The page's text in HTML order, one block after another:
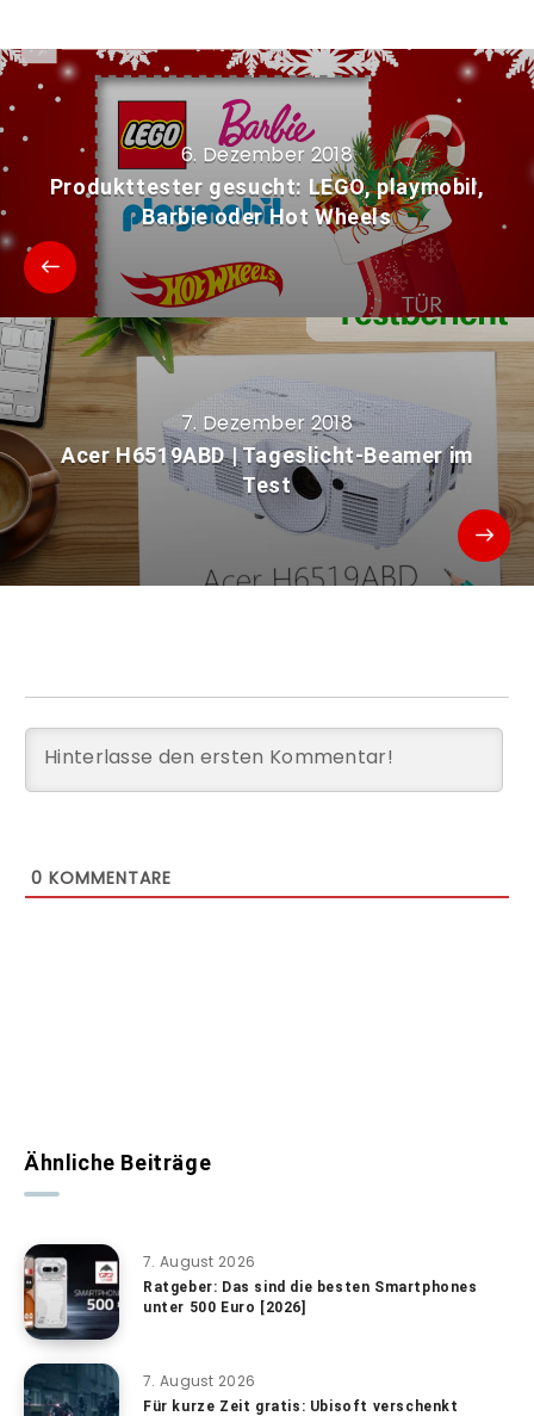
6. Dezember 2018
Produkttester gesucht: LEGO, playmobil,
Barbie oder Hot Wheels
7. Dezember 2018
Acer H6519ABD | Tageslicht-Beamer im
Test
0 KOMMENTARE
Ähnliche Beiträge
7. August 2026
Ratgeber: Das sind die besten Smartphones
unter 500 Euro [2026]
7. August 2026
Für kurze Zeit gratis: Ubisoft verschenkt